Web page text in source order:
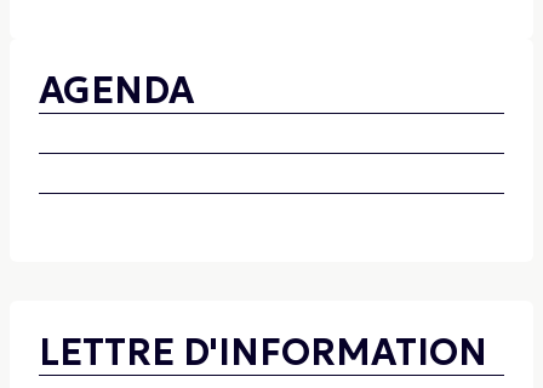
AGENDA
LETTRE D'INFORMATION